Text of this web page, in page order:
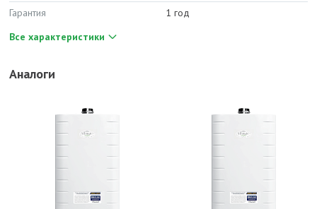
Гарантия
1 год
Все характеристики
Аналоги